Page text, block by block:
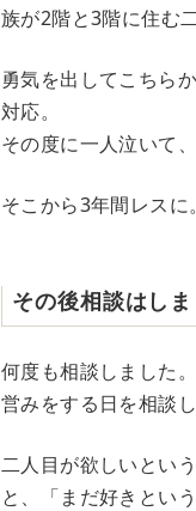
族が2階と3階に住む
勇気を出してこちら
対応。
その度に一人泣いて
そこから3年間レスに。
その後相談はしま
何度も相談しました。
営みをする日を相談
二人目が欲しいとい
と、「まだ好きとい